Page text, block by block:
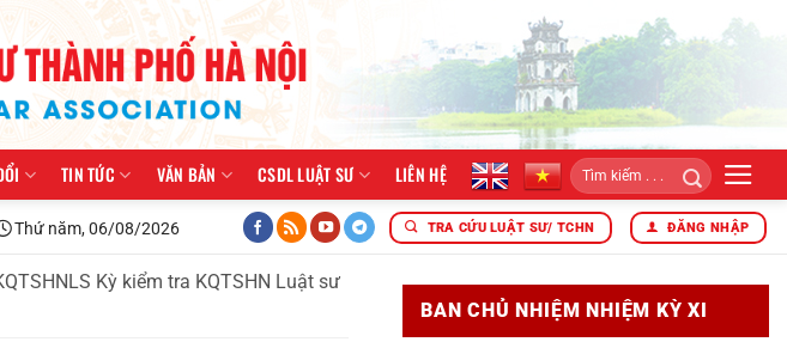
TIN TỨC VĂN BẢN CSDL LUẬT SƯ LIÊN HỆ
triển khai công tác năm 2026 ĐOÀN LUẬT SƯ THÀNH PHỐ HÀ NỘI TỔ CHỨC LỄ KẾT
Thứ năm, 06/08/2026 TRA CỨU LUẬT SƯ/ TCHN ĐĂNG NHẬP
Kỳ kiểm tra KQTSHN Luật sư
BAN CHỦ NHIỆM NHIỆM KỲ XI